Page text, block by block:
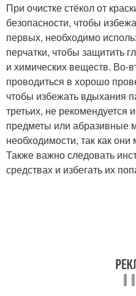
При очистке стёкол от
безопасности, чтобы
первых, необходимо
перчатки, чтобы защитить
и химических веществ. Во-
проводиться в хорошо
чтобы избежать вдыхания
третьих, не рекомендуется
предметы или абразивные
необходимости, так как они
Также важно следовать
средствах и избегать их